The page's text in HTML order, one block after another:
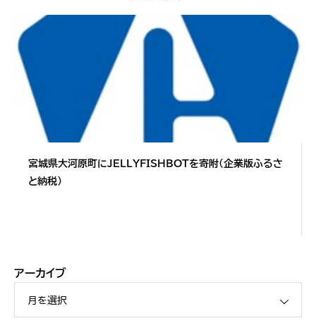
宮城県大河原町にJELLYFISHBOTを寄附（企業版ふるさ
と納税）
アーカイブ
月を選択